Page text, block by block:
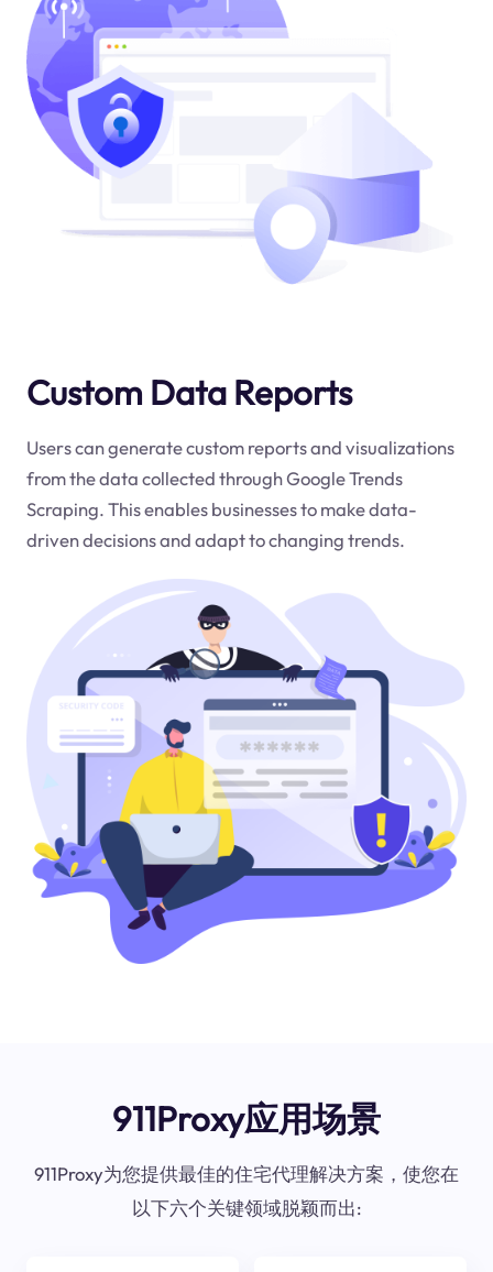
Custom Data Reports
Users can generate custom reports and visualizations
from the data collected through Google Trends
Scraping. This enables businesses to make data-
driven decisions and adapt to changing trends.
911Proxy应用场景
911Proxy为您提供最佳的住宅代理解决方案，使您在
以下六个关键领域脱颖而出: